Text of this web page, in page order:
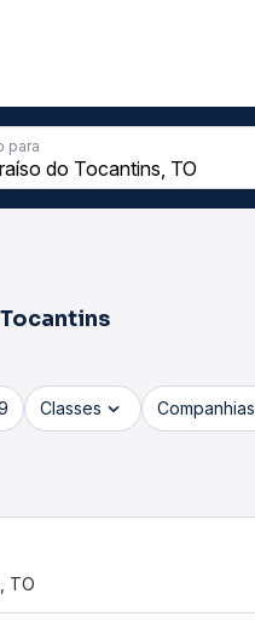
para
Classes Companhias
TO